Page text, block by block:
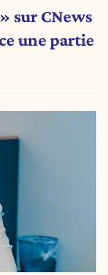
sur CNews
une partie